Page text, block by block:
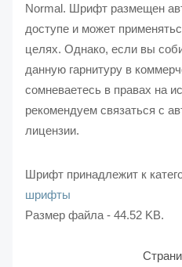
Normal. Шрифт размещен
доступе и может
целях. Однако, если вы
данную гарнитуру в
сомневаетесь в правах на
рекомендуем связаться с
лицензии.
Шрифт принадлежит к
шрифты
Размер файла - 44.52 KB.